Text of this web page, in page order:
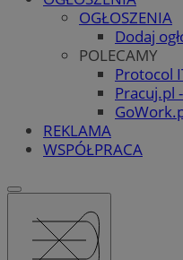
OGŁOSZENIA
Dodaj
POLECAMY
Protocol
Pracuj.pl
REKLAMA
WSPÓŁPRACA